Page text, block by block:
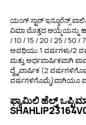
ಯಂಗ್ ಸ್ಟಾರ್ ಇನ್ಶೂರೆನ್ಸ್
ವಿಮಾ ಮೊತ್ತದ ಆಯ್ಕೆಯನ್ನು
/ 10 / 15 / 20 / 25 / 50 /
ಅವಧಿಯು 1 ವರ್ಷಗಳು/2
ಮತ್ತು ಅರ್ಧವಾರ್ಷಿಕವಾಗಿ
ದ್ವೈವಾರ್ಷಿಕ (2
ವರ್ಷಗಳಿಗೊಮ್ಮೆ)ವಾಗಿಯೂ
ಫ್ಯಾಮಿಲಿ ಹೆಲ್ತ್